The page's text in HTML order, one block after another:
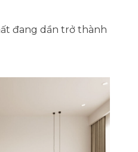
đang dần trở thành